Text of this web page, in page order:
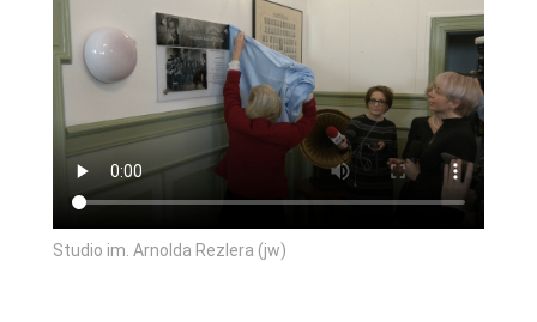
Studio im. Arnolda Rezlera (jw)